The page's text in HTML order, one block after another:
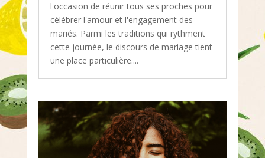
l'occasion de réunir tous ses proches pour
célébrer l'amour et l'engagement des
mariés. Parmi les traditions qui rythment
cette journée, le discours de mariage tient
une place particulière....